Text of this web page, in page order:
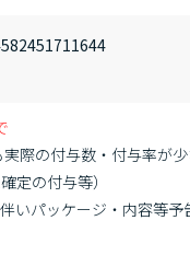
際の付与数・付与率が
定の付与等）
いパッケージ・内容等予